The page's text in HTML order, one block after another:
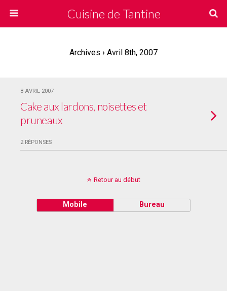
Cuisine de Tantine
Archives › Avril 8th, 2007
8 AVRIL 2007
Cake aux lardons, noisettes et
pruneaux
2 RÉPONSES
Retour au début
Mobile Bureau